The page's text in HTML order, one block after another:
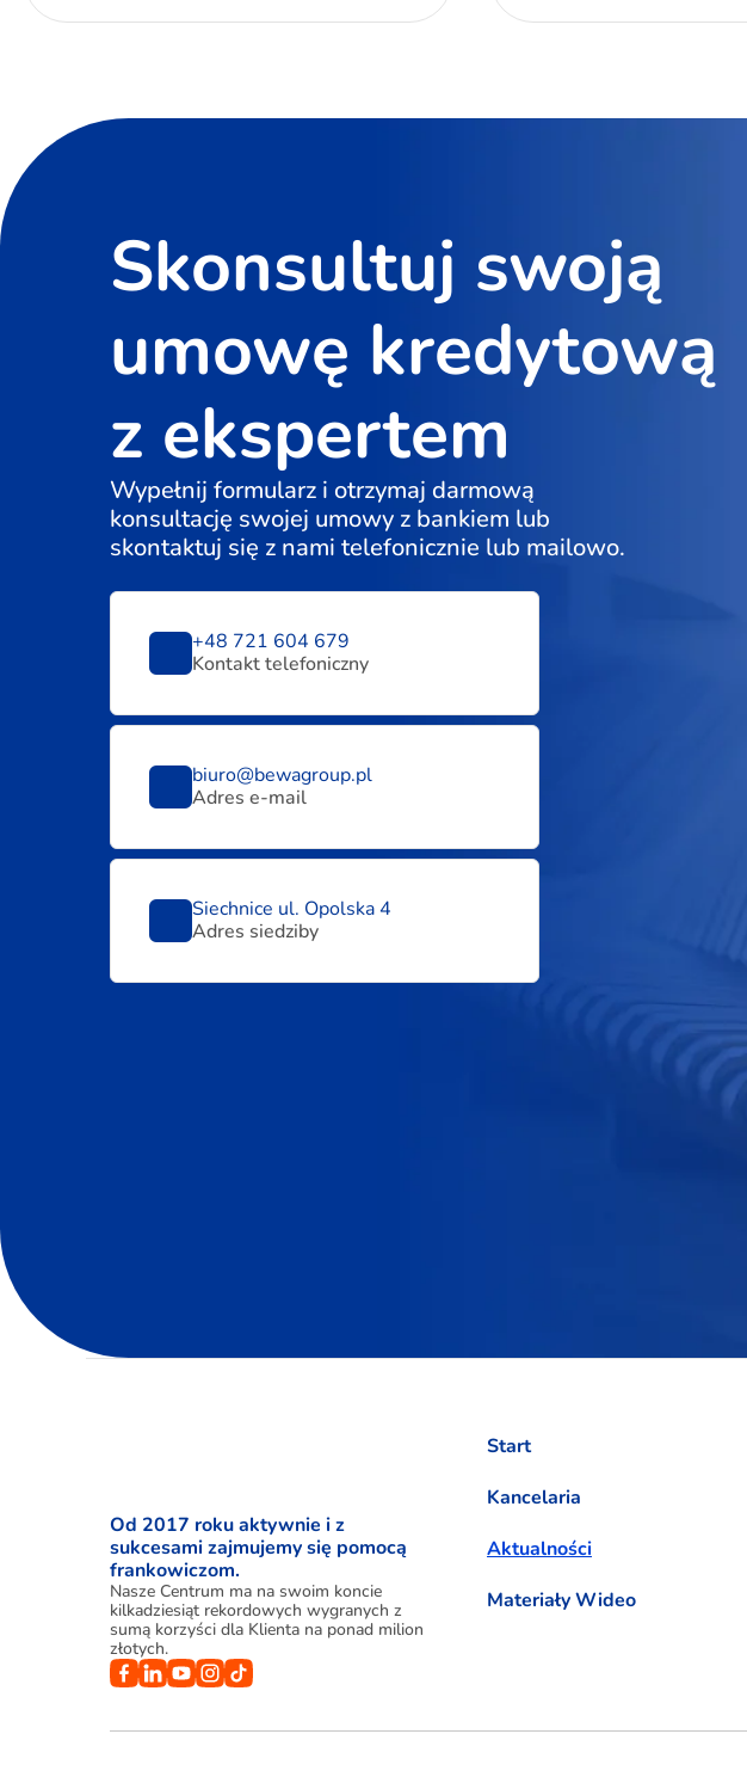
Skonsultuj swoją
umowę kredytową
z ekspertem
Wypełnij formularz i otrzymaj darmową
konsultację swojej umowy z bankiem lub
skontaktuj się z nami telefonicznie lub mailowo.
+48 721 604 679
Kontakt telefoniczny
biuro@bewagroup.pl
Adres e-mail
Siechnice ul. Opolska 4
Adres siedziby
Od 2017 roku aktywnie i z
sukcesami zajmujemy się pomocą
frankowiczom.
Nasze Centrum ma na swoim koncie
kilkadziesiąt rekordowych wygranych z
sumą korzyści dla Klienta na ponad milion
złotych.
Start
Kancelaria
Aktualności
Materiały Wideo